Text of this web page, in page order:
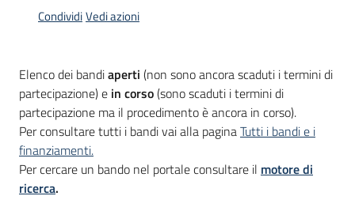
Leggi
Atti
Bandi
Menu selezionato
Piani
Programmi
CondividiVedi azioni
Elenco dei bandiaperti (non sono ancora scaduti i termini di
partecipazione) e in corso(sono scaduti i termini di
partecipazione ma il procedimento è ancora in corso).
Per consultare tutti i bandi vai alla paginaTutti i bandi e i
finanziamenti.
Per cercare un bando nel portale consultare il motore di
ricerca.